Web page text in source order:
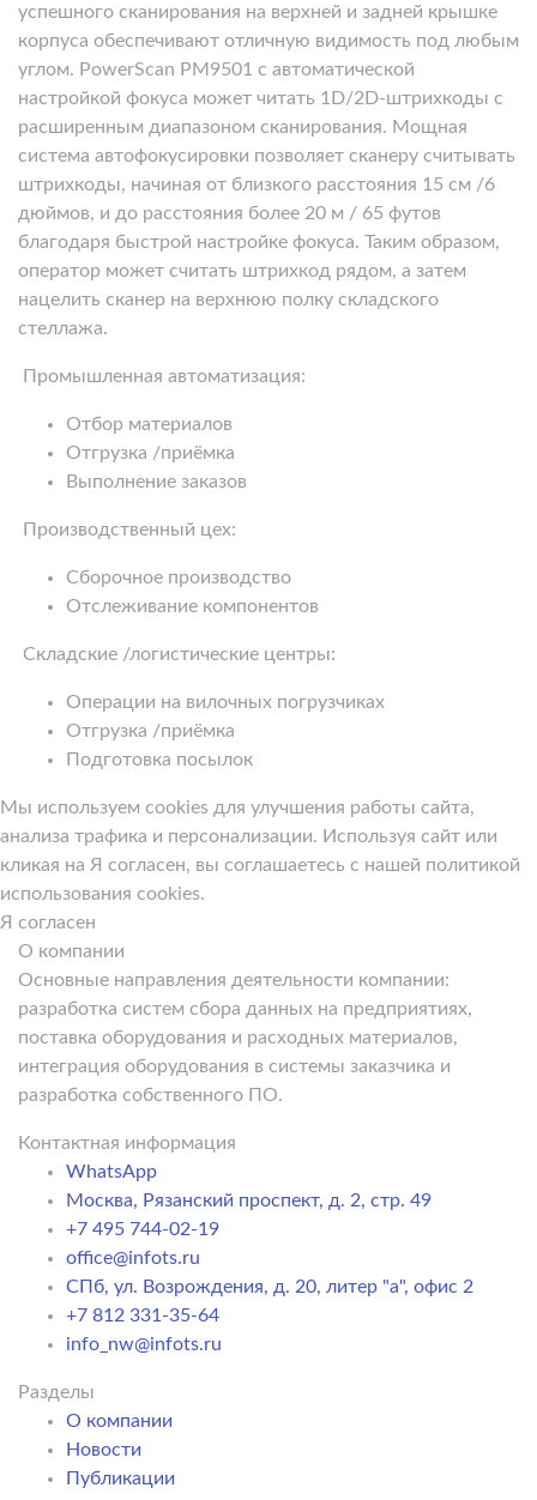
успешного сканирования на верхней и задней крышке
корпуса обеспечивают отличную видимость под любым
углом. PowerScan PM9501 с автоматической
настройкой фокуса может читать 1D/2D-штрихкоды с
расширенным диапазоном сканирования. Мощная
система автофокусировки позволяет сканеру считывать
штрихкоды, начиная от близкого расстояния 15 см /6
дюймов, и до расстояния более 20 м / 65 футов
благодаря быстрой настройке фокуса. Таким образом,
оператор может считать штрихкод рядом, а затем
нацелить сканер на верхнюю полку складского
стеллажа.
Промышленная автоматизация:
Отбор материалов
Отгрузка /приёмка
Выполнение заказов
Производственный цех:
Сборочное производство
Отслеживание компонентов
Складские /логистические центры:
Операции на вилочных погрузчиках
Отгрузка /приёмка
Подготовка посылок
Мы используем cookies для улучшения работы сайта,
анализа трафика и персонализации. Используя сайт или
кликая на Я согласен, вы соглашаетесь с нашей политикой
использования cookies.
Я согласен
О компании
Основные направления деятельности компании:
разработка систем сбора данных на предприятиях,
поставка оборудования и расходных материалов,
интеграция оборудования в системы заказчика и
разработка собственного ПО.
Контактная информация
WhatsApp
Москва, Рязанский проспект, д. 2, стр. 49
+7 495 744-02-19
office@infots.ru
СПб, ул. Возрождения, д. 20, литер "a", офис 2
+7 812 331-35-64
info_nw@infots.ru
Разделы
О компании
Новости
Публикации